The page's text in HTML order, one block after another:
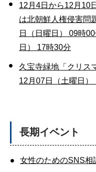
12月4日から12月10
は北朝鮮人権侵害問
日（日曜日） 09時
日） 17時30分
久宝寺緑地「クリス
12月07日（土曜日）
長期イベント
女性のためのSNS相